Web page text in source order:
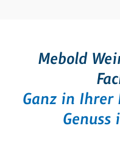
Mebold
Ganz in Ihrer
Genuss